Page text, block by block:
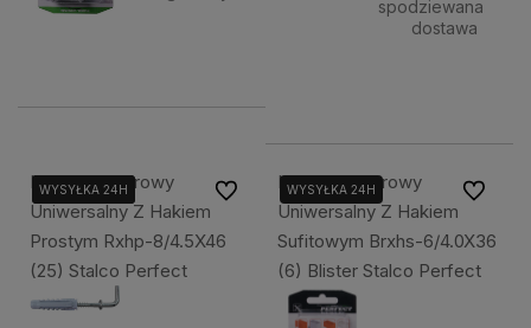
spodziewana
dostawa
Kołek Rozporowy
Uniwersalny Z Hakiem
Prostym Rxhp-8/4.5X46
(25) Stalco Perfect
WYSYŁKA 24H
WYSYŁKA 24H
WYSYŁKA 24H Do ulubionychKołek Rozporowy
Uniwersalny Z Hakiem
Sufitowym Brxhs-6/4.0X36
(6) Blister Stalco Perfect
WYSYŁKA 24H Do